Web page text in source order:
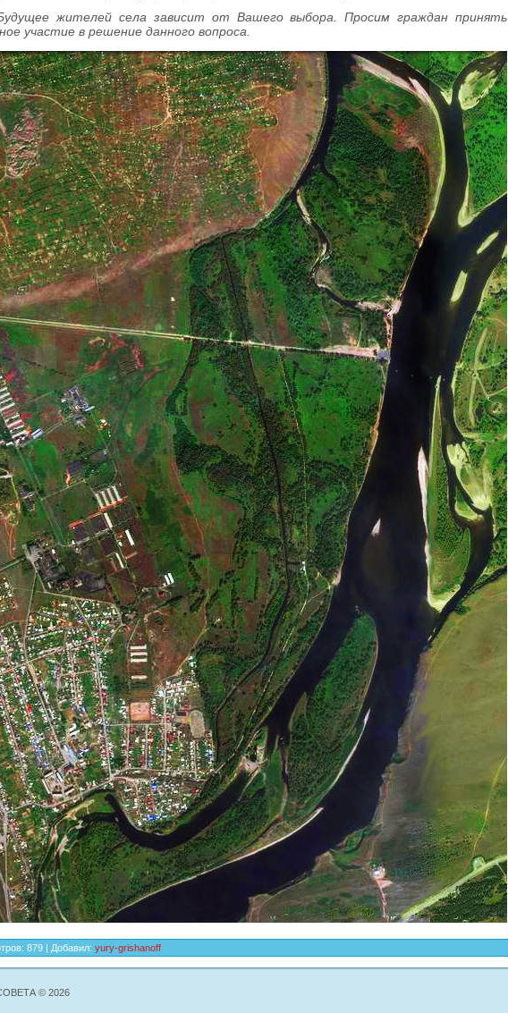
жителей села зависит от Вашего выбора. Просим граждан принять
участие в решение данного вопроса.
: 879 | Добавил: yury-grishanoff
© 2026